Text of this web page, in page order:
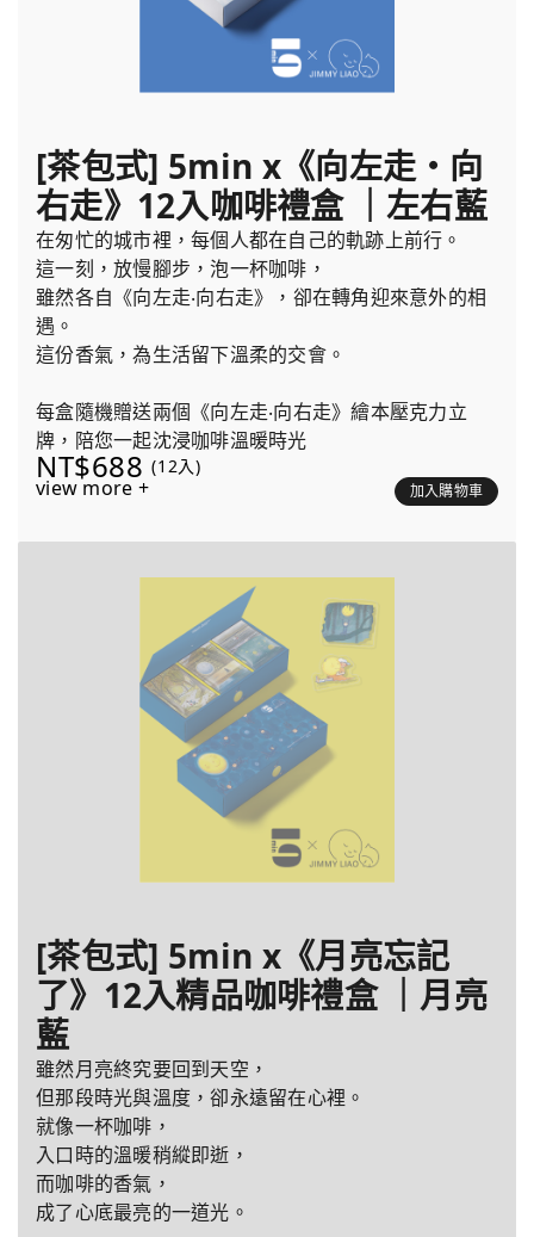
[茶包式] 5min x《向左走・向
右走》12入咖啡禮盒 ｜左右藍
在匆忙的城市裡，每個人都在自己的軌跡上前行。
這一刻，放慢腳步，泡一杯咖啡，
雖然各自《向左走‧向右走》，卻在轉角迎來意外的相
遇。
這份香氣，為生活留下溫柔的交會。
每盒隨機贈送兩個《向左走‧向右走》繪本壓克力立
牌，陪您一起沈浸咖啡溫暖時光
NT$688 (12入)
view more + 加入購物車
[茶包式] 5min x《月亮忘記
了》12入精品咖啡禮盒 ｜月亮
藍
雖然月亮終究要回到天空，
但那段時光與溫度，卻永遠留在心裡。
就像一杯咖啡，
入口時的溫暖稍縱即逝，
而咖啡的香氣，
成了心底最亮的一道光。